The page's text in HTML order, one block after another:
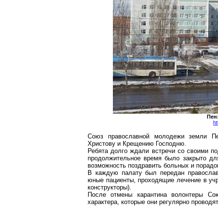
Союз православной молодежи земли
Христову и Крещению Господню.
Ребята долго ждали встречи со своими
продолжительное время было закрыто
возможность поздравить больных и
В каждую палату был передан
юные пациенты, проходящие лечение в
конструкторы).
После отмены карантина волонтеры
характера, которые они регулярно